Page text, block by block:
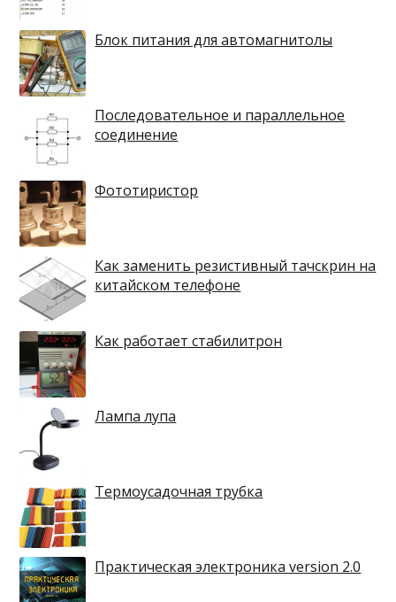
Блок питания для автомагнитолы
Последовательное и параллельное
соединение
Фототиристор
Как заменить резистивный тачскрин на
китайском телефоне
Как работает стабилитрон
Лампа лупа
Термоусадочная трубка
Практическая электроника version 2.0